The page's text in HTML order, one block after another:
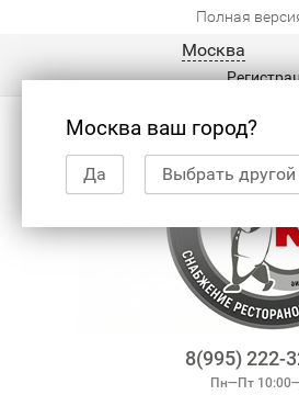
Полная
Москва
Москва ваш город?
Да Выбрать другой
8(995) 222-
Пн—Пт